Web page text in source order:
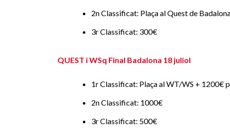
2n Classificat: Plaça al Quest de
3r Classificat: 300€
QUEST i WSq Final Badalona 18 juliol
1r Classificat: Plaça al WT/WS + 1200€
2n Classificat: 1000€
3r Classificat: 500€